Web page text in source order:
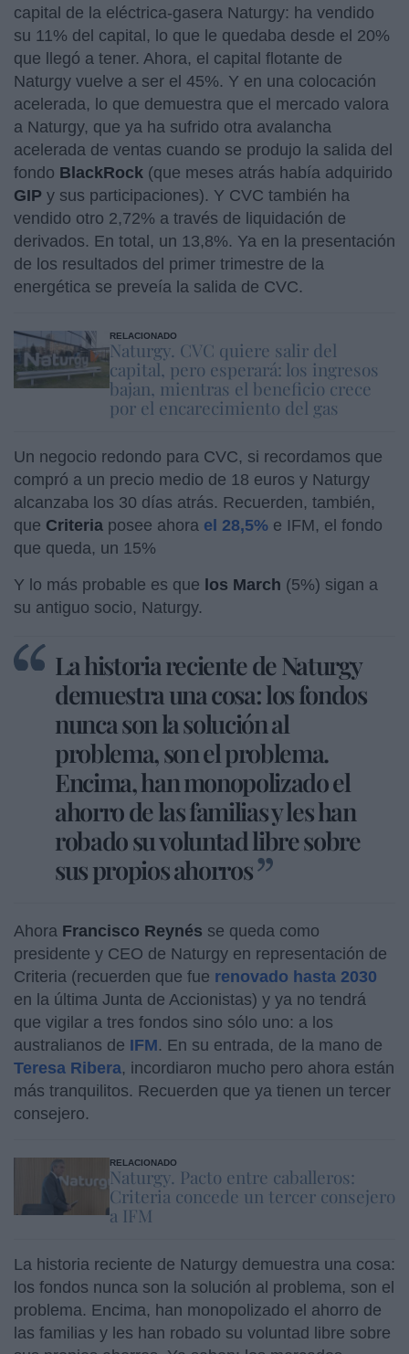
capital de la eléctrica-gasera Naturgy: ha vendido
su 11% del capital, lo que le quedaba desde el 20%
que llegó a tener. Ahora, el capital flotante de
Naturgy vuelve a ser el 45%. Y en una colocación
acelerada, lo que demuestra que el mercado valora
a Naturgy, que ya ha sufrido otra avalancha
acelerada de ventas cuando se produjo la salida del
fondo BlackRock (que meses atrás había adquirido
GIP y sus participaciones). Y CVC también ha
vendido otro 2,72% a través de liquidación de
derivados. En total, un 13,8%. Ya en la presentación
de los resultados del primer trimestre de la
energética se preveía la salida de CVC.
RELACIONADO
Naturgy. CVC quiere salir del
capital, pero esperará: los ingresos
bajan, mientras el beneficio crece
por el encarecimiento del gas
Un negocio redondo para CVC, si recordamos que
compró a un precio medio de 18 euros y Naturgy
alcanzaba los 30 días atrás. Recuerden, también,
que Criteria posee ahora el 28,5% e IFM, el fondo
que queda, un 15%
Y lo más probable es que los March (5%) sigan a
su antiguo socio, Naturgy.
La historia reciente de Naturgy
demuestra una cosa: los fondos
nunca son la solución al
problema, son el problema.
Encima, han monopolizado el
ahorro de las familias y les han
robado su voluntad libre sobre
sus propios ahorros
Ahora Francisco Reynés se queda como
presidente y CEO de Naturgy en representación de
Criteria (recuerden que fue renovado hasta 2030
en la última Junta de Accionistas) y ya no tendrá
que vigilar a tres fondos sino sólo uno: a los
australianos de IFM. En su entrada, de la mano de
Teresa Ribera, incordiaron mucho pero ahora están
más tranquilitos. Recuerden que ya tienen un tercer
consejero.
RELACIONADO
Naturgy. Pacto entre caballeros:
Criteria concede un tercer consejero
a IFM
La historia reciente de Naturgy demuestra una cosa:
los fondos nunca son la solución al problema, son el
problema. Encima, han monopolizado el ahorro de
las familias y les han robado su voluntad libre sobre